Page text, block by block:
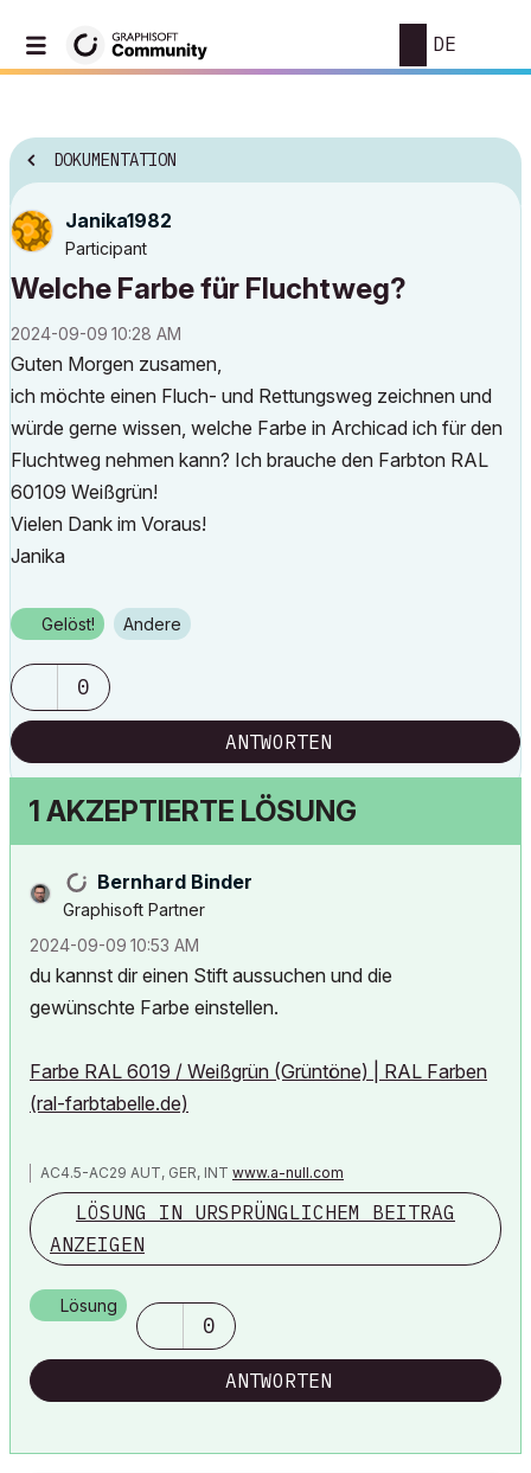
DE
DOKUMENTATION
Janika1982
Participant
Welche Farbe für Fluchtweg?
‎2024-09-09 10:28 AM
Guten Morgen zusamen,
ich möchte einen Fluch- und Rettungsweg zeichnen und
würde gerne wissen, welche Farbe in Archicad ich für den
Fluchtweg nehmen kann? Ich brauche den Farbton RAL
60109 Weißgrün!
Vielen Dank im Voraus!
Janika
Gelöst! Andere
0
ANTWORTEN
1 AKZEPTIERTE LÖSUNG
Bernhard Binder
Graphisoft Partner
‎2024-09-09 10:53 AM
du kannst dir einen Stift aussuchen und die
gewünschte Farbe einstellen.
Farbe RAL 6019 / Weißgrün (Grüntöne) | RAL Farben
(ral-farbtabelle.de)
AC4.5-AC29 AUT, GER, INT www.a-null.com
LÖSUNG IN URSPRÜNGLICHEM BEITRAG
ANZEIGEN
Lösung
0
ANTWORTEN